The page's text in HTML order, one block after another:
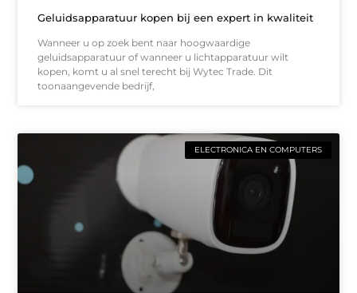
Geluidsapparatuur kopen bij een expert in kwaliteit
Wanneer u op zoek bent naar hoogwaardige
geluidsapparatuur of wanneer u lichtapparatuur wilt
kopen, komt u al snel terecht bij Wytec Trade. Dit
toonaangevende bedrijf,
ELECTRONICA EN COMPUTERS